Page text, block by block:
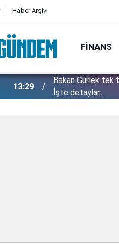
Haber Arşivi
FINANS
13:29
Bakan Gürlek tek
İşte detaylar...